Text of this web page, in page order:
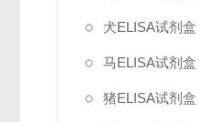
犬ELISA试剂盒
马ELISA试剂盒
猪ELISA试剂盒